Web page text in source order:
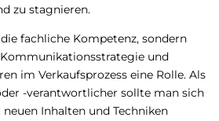
zu stagnieren.
fachliche Kompetenz, sondern
und
im Verkaufsprozess eine Rolle. Als
-verantwortlicher sollte man sich
Inhalten und Techniken